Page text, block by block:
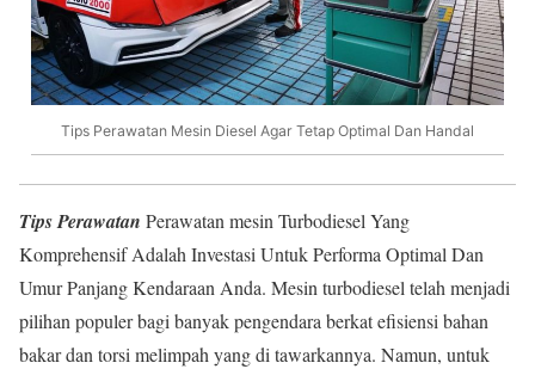
Tips Perawatan Mesin Diesel Agar Tetap Optimal Dan Handal
Tips Perawatan Perawatan mesin Turbodiesel Yang
Komprehensif Adalah Investasi Untuk Performa Optimal Dan
Umur Panjang Kendaraan Anda. Mesin turbodiesel telah menjadi
pilihan populer bagi banyak pengendara berkat efisiensi bahan
bakar dan torsi melimpah yang di tawarkannya. Namun, untuk